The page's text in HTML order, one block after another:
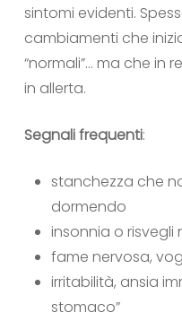
sintomi evidenti.
cambiamenti che
“normali”… ma che in
in allerta.
Segnali frequenti:
stanchezza che
dormendo
insonnia o risvegli
fame nervosa,
irritabilità, ansia
stomaco”